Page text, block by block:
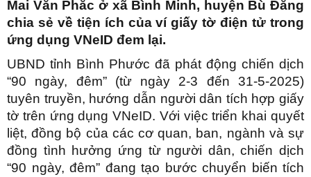
Mai Văn Phắc ở xã Bình Minh, huyện Bù Đăng
chia sẻ về tiện ích của ví giấy tờ điện tử trong
ứng dụng VNeID đem lại.
UBND tỉnh Bình Phước đã phát động chiến dịch
“90 ngày, đêm” (từ ngày 2-3 đến 31-5-2025)
tuyên truyền, hướng dẫn người dân tích hợp giấy
tờ trên ứng dụng VNeID. Với việc triển khai quyết
liệt, đồng bộ của các cơ quan, ban, ngành và sự
đồng tình hưởng ứng từ người dân, chiến dịch
“90 ngày, đêm” đang tạo bước chuyển biến tích